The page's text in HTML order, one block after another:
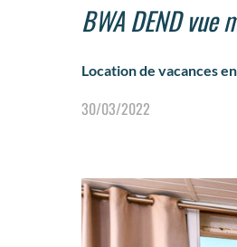
BWA DEND vue
Location de vacances
30/03/2022